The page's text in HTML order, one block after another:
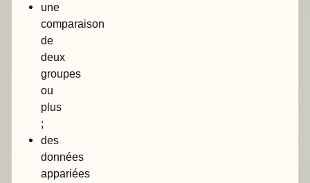
une
comparaison
de
deux
groupes
ou
plus
;
des
données
appariées